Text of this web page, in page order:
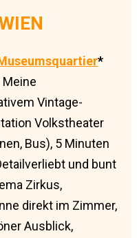
*
Vintage-
Volkstheater
Bus), 5 Minuten
und bunt
Zirkus,
direkt im Zimmer,
Ausblick,